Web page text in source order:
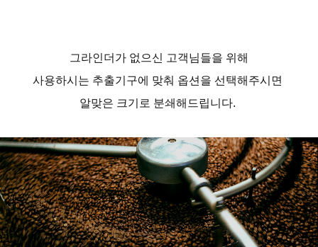
그라인더가 없으신 고객님들을 위해
사용하시는 추출기구에 맞춰 옵션을 선택해주시면
알맞은 크기로 분쇄해드립니다.